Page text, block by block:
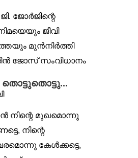
ജോർജിന്റെ
ജീവി
മുൻനിർത്തി
ജോസ് സംവിധാനം
നിന്റെ മുഖമൊന്നു
നിന്റെ
കേൾക്കട്ടെ,